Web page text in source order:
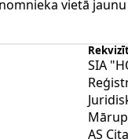
vietā
SIA
AS